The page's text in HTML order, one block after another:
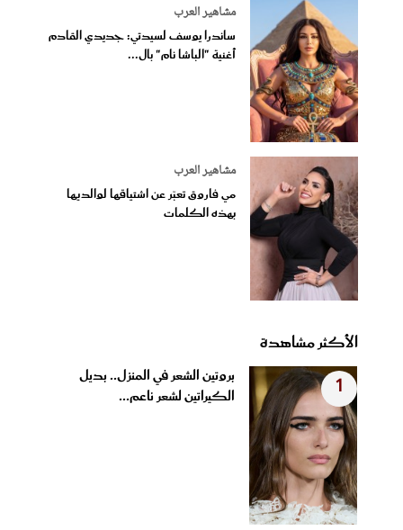
مشاهير العرب
ساندرا يوسف لسيدتي: جديدي القادم
أغنية "الباشا نام" بال...
مشاهير العرب
مي فاروق تعبّر عن اشتياقها لوالديها
بهذه الكلمات
الأكثر مشاهدة
1
بروتين الشعر في المنزل.. بديل
الكيراتين لشعر ناعم...